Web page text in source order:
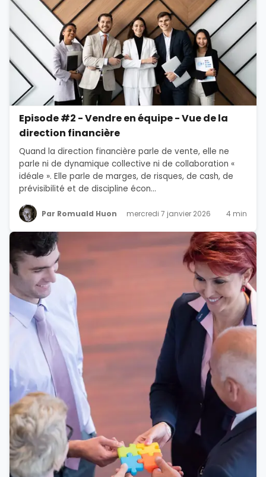
Episode #2 - Vendre en équipe - Vue de la
direction financière
Quand la direction financière parle de vente, elle ne
parle ni de dynamique collective ni de collaboration «
idéale ». Elle parle de marges, de risques, de cash, de
prévisibilité et de discipline écon...
Par Romuald Huon mercredi 7 janvier 2026 4 min